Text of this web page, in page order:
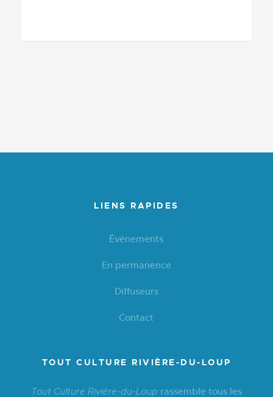
LIENS RAPIDES
Événements
En permanence
Diffuseurs
Contact
TOUT CULTURE RIVIÈRE-DU-LOUP
Tout Culture Rivière-du-Loup rassemble tous les